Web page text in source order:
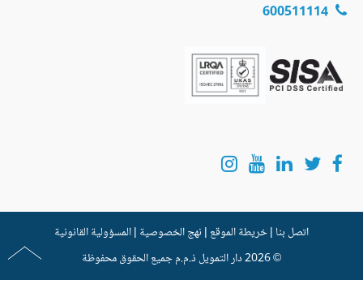
600511114
اتصل بنا |خريطة الموقع |نهج الخصوصية |المسؤولية القانونية
© 2026
دار التمويلذ.م.م جميع الحقوق محفوظة